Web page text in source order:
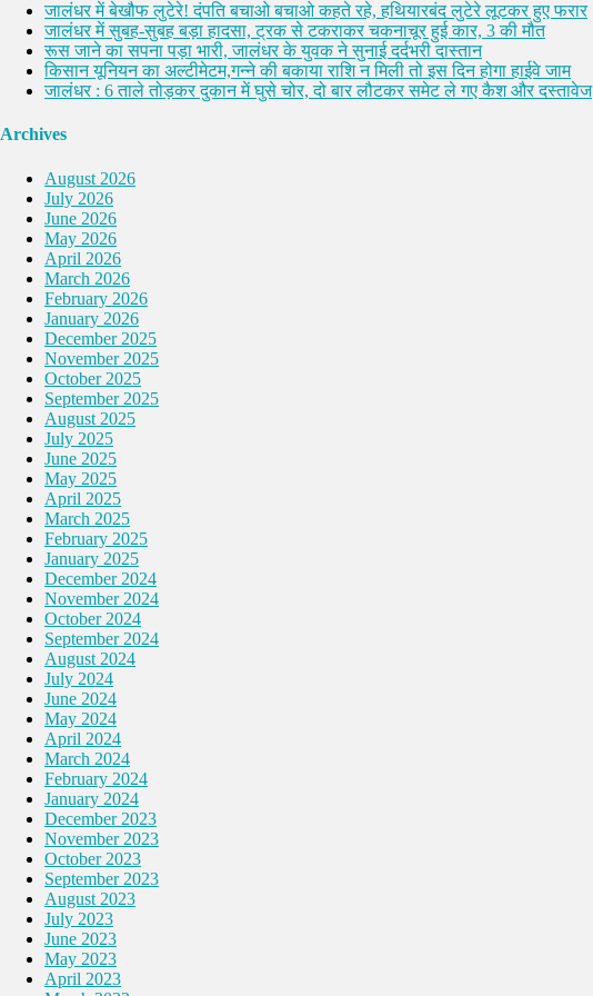
जालंधर में बेखौफ लुटेरे! दंपति बचाओ बचाओ कहते रहे, हथियारबंद लुटेरे लूटकर हुए फरार
जालंधर में सुबह-सुबह बड़ा हादसा, ट्रक से टकराकर चकनाचूर हुई कार, 3 की मौत
रूस जाने का सपना पड़ा भारी, जालंधर के युवक ने सुनाई दर्दभरी दास्तान
किसान यूनियन का अल्टीमेटम,गन्ने की बकाया राशि न मिली तो इस दिन होगा हाईवे जाम
जालंधर : 6 ताले तोड़कर दुकान में घुसे चोर, दो बार लौटकर समेट ले गए कैश और दस्तावेज
Archives
August 2026
July 2026
June 2026
May 2026
April 2026
March 2026
February 2026
January 2026
December 2025
November 2025
October 2025
September 2025
August 2025
July 2025
June 2025
May 2025
April 2025
March 2025
February 2025
January 2025
December 2024
November 2024
October 2024
September 2024
August 2024
July 2024
June 2024
May 2024
April 2024
March 2024
February 2024
January 2024
December 2023
November 2023
October 2023
September 2023
August 2023
July 2023
June 2023
May 2023
April 2023